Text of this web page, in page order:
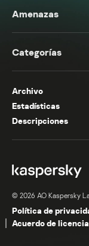
Amenazas
Categorías
Archivo
Estadísticas
Descripciones
© 2026 AO Kaspersky
Política de
Acuerdo de licencia